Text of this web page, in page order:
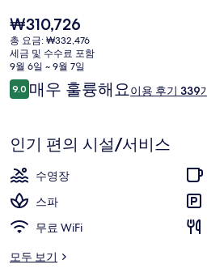
컬
렉
션
의
진
갤
러
리
분들이 이곳의 친절한 고객 서비스에 굉
현
재
가
격
은
₩310,726
₩310,726
총 요금: ₩332,476
세금 및 수수료 포함
9월 6일 ~ 9월 7일
이
용
기
9.010점 만점 중 9.0점.
매우 훌륭해요이용 후기 339
인기 편의 시설/서비스
수영장
스파
무료 WiFi
모두 보기